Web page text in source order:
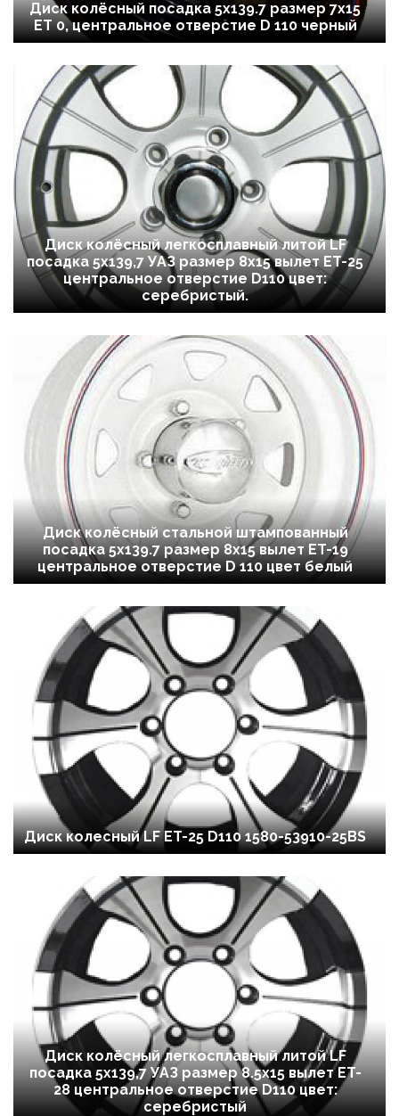
Диск колёсный посадка 5x139.7 размер 7х15
ET 0, центральное отверстие D 110 черный
Диск колёсный легкосплавный литой LF
посадка 5x139,7 УАЗ размер 8х15 вылет ET-25
центральное отверстие D110 цвет:
серебристый.
Диск колёсный стальной штампованный
посадка 5x139.7 размер 8х15 вылет ET-19
центральное отверстие D 110 цвет белый
Диск колесный LF ET-25 D110 1580-53910-25BS
Диск колёсный легкосплавный литой LF
посадка 5x139,7 УАЗ размер 8.5х15 вылет ET-
28 центральное отверстие D110 цвет:
серебристый